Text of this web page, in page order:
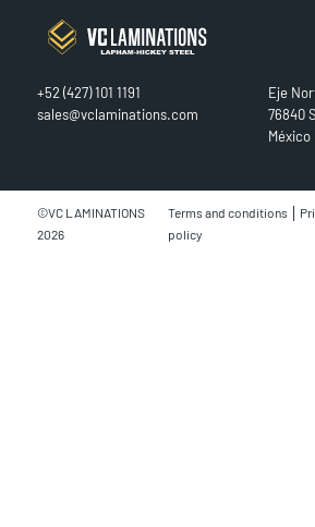
CONTACT
+52 (427) 101 1191
sales@vclaminations.com
Eje
76840
México
©VC LAMINATIONS
2026
Terms and conditions |
policy